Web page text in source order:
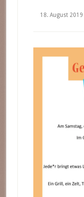
18. August 2019